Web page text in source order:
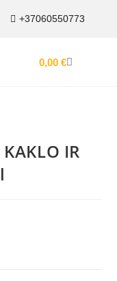
+37060550773
0,00 €
KAKLO IR